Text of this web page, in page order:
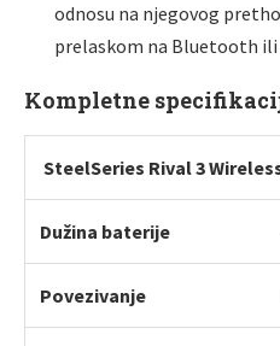
odnosu na njegovog
prelaskom na Bluetooth ili
Kompletne
SteelSeries Rival 3
Dužina baterije
Povezivanje